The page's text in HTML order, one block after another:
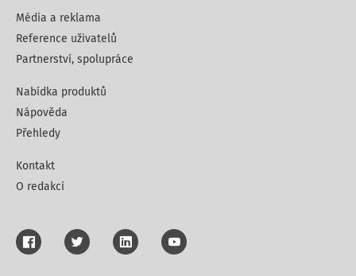
Média a reklama
Reference uživatelů
Partnerství, spolupráce
Nabídka produktů
Nápověda
Přehledy
Kontakt
O redakci